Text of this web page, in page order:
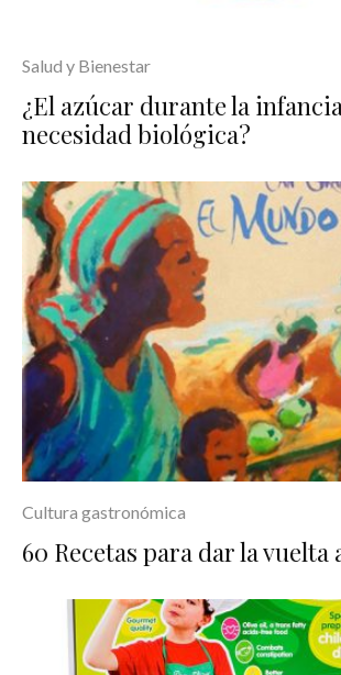
Salud y Bienestar
¿El azúcar durante la
necesidad biológica?
Cultura gastronómica
60 Recetas para dar la vuelta